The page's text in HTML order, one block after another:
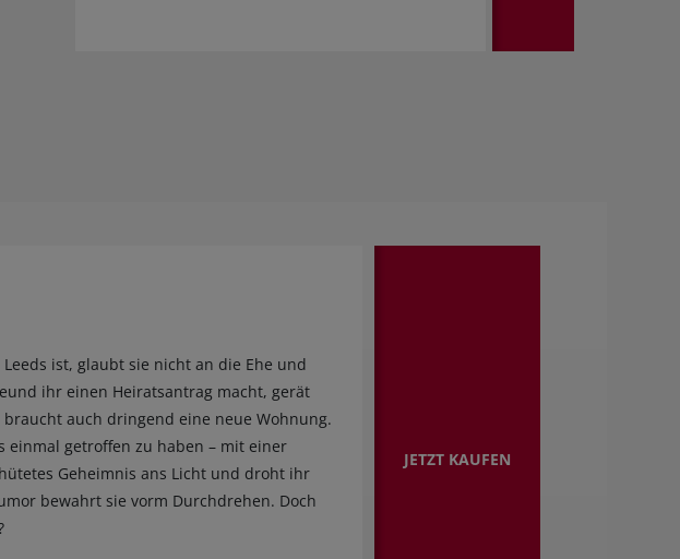
ist, glaubt sie nicht an die Ehe und
ihr einen Heiratsantrag macht, gerät
auch dringend eine neue Wohnung.
einmal getroffen zu haben – mit einer
Geheimnis ans Licht und droht ihr
bewahrt sie vorm Durchdrehen. Doch
JETZT KAUFEN